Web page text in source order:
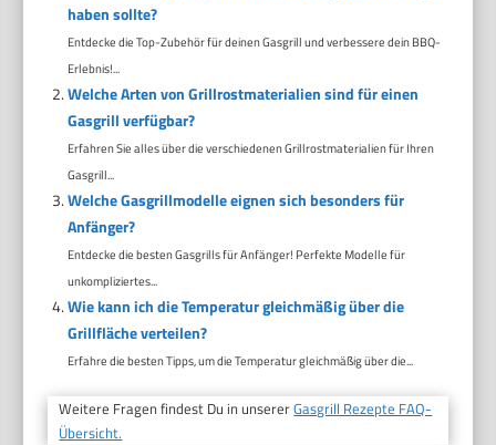
haben sollte?
Entdecke die Top-Zubehör für deinen Gasgrill und verbessere dein BBQ-
Erlebnis!...
Welche Arten von Grillrostmaterialien sind für einen
Gasgrill verfügbar?
Erfahren Sie alles über die verschiedenen Grillrostmaterialien für Ihren
Gasgrill...
Welche Gasgrillmodelle eignen sich besonders für
Anfänger?
Entdecke die besten Gasgrills für Anfänger! Perfekte Modelle für
unkompliziertes...
Wie kann ich die Temperatur gleichmäßig über die
Grillfläche verteilen?
Erfahre die besten Tipps, um die Temperatur gleichmäßig über die...
Weitere Fragen findest Du in unsererGasgrill Rezepte FAQ-
Übersicht.